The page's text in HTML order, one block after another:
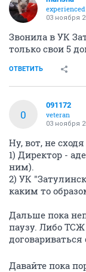
experienced
03 ноября
Звонила в УК
только свои 5
ОТВЕТИТЬ
0
091172
veteran
03 ноября
Ну, вот, не
1) Директор -
ним).
2) УК
каким то
Дальше пока
паузу. Либо ТСЖ
договариваться
Давайте пока